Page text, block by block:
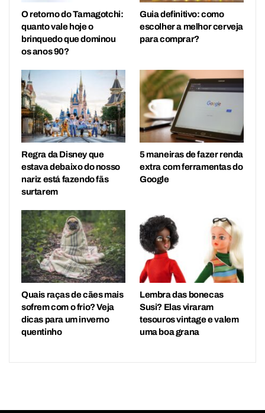
O retorno do Tamagotchi:
quanto vale hoje o
brinquedo que dominou
os anos 90?
Guia definitivo: como
escolher a melhor cerveja
para comprar?
Regra da Disney que
estava debaixo do nosso
nariz está fazendo fãs
surtarem
5 maneiras de fazer renda
extra com ferramentas do
Google
Quais raças de cães mais
sofrem com o frio? Veja
dicas para um inverno
quentinho
Lembra das bonecas
Susi? Elas viraram
tesouros vintage e valem
uma boa grana